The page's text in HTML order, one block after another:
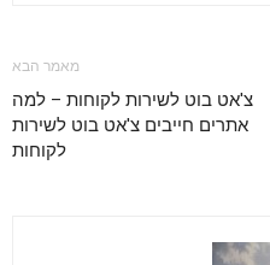
מאמר הבא
צ'אט בוט לשירות לקוחות – למה
אתרים חייבים צ'אט בוט לשירות
לקוחות